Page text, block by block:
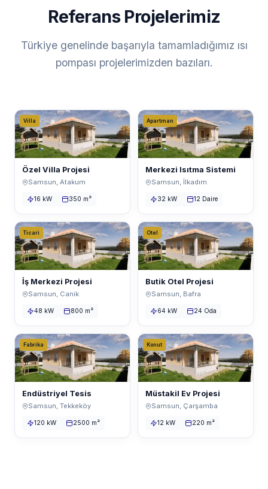
Referans Projelerimiz
Türkiye genelinde başarıyla tamamladığımız ısı
pompası projelerimizden bazıları.
Villa
Özel Villa Projesi
Samsun, Atakum
16 kW 350 m²
Apartman
Merkezi Isıtma Sistemi
Samsun, İlkadım
32 kW 12 Daire
Ticari
İş Merkezi Projesi
Samsun, Canik
48 kW 800 m²
Otel
Butik Otel Projesi
Samsun, Bafra
64 kW 24 Oda
Fabrika
Endüstriyel Tesis
Samsun, Tekkeköy
120 kW 2500 m²
Konut
Müstakil Ev Projesi
Samsun, Çarşamba
12 kW 220 m²